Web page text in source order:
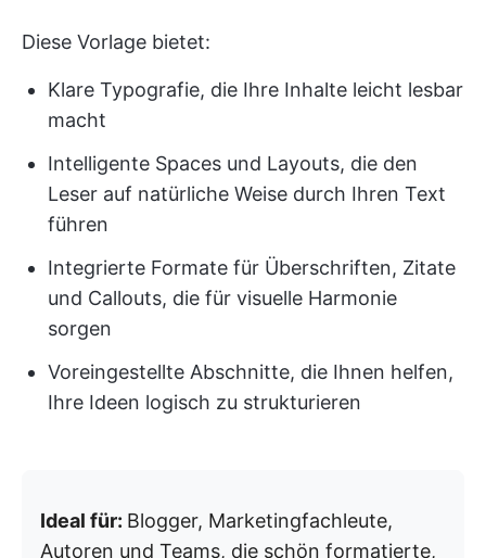
Diese Vorlage bietet:
Klare Typografie, die Ihre Inhalte leicht lesbar
macht
Intelligente Spaces und Layouts, die den
Leser auf natürliche Weise durch Ihren Text
führen
Integrierte Formate für Überschriften, Zitate
und Callouts, die für visuelle Harmonie
sorgen
Voreingestellte Abschnitte, die Ihnen helfen,
Ihre Ideen logisch zu strukturieren
Ideal für: Blogger, Marketingfachleute,
Autoren und Teams, die schön formatierte,